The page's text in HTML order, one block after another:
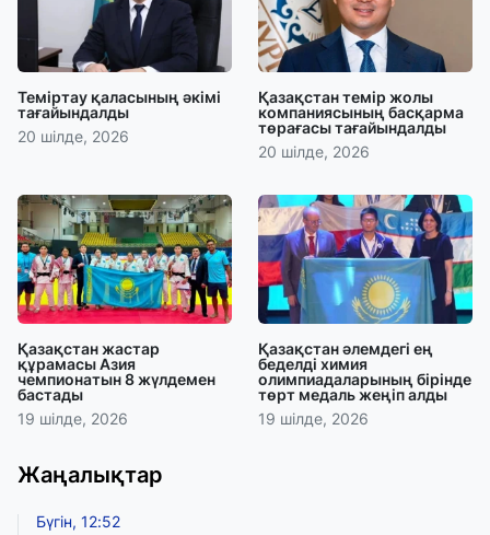
Теміртау қаласының әкімі
тағайындалды
20 шілде, 2026
Қазақстан темір жолы
компаниясының басқарма
төрағасы тағайындалды
20 шілде, 2026
Қазақстан жастар
құрамасы Азия
чемпионатын 8 жүлдемен
бастады
19 шілде, 2026
Қазақстан әлемдегі ең
беделді химия
олимпиадаларының бірінде
төрт медаль жеңіп алды
19 шілде, 2026
Жаңалықтар
Бүгін, 12:52